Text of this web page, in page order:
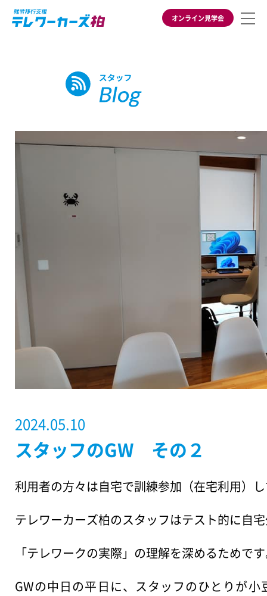
オンライン見学会
2024.05.10
スタッフのGW その２
利用者の方々は自宅で訓練参加（在宅利用）
テレワーカーズ柏のスタッフはテスト的に自
「テレワークの実際」の理解を深めるためで
GWの中日の平日に、スタッフのひとりが